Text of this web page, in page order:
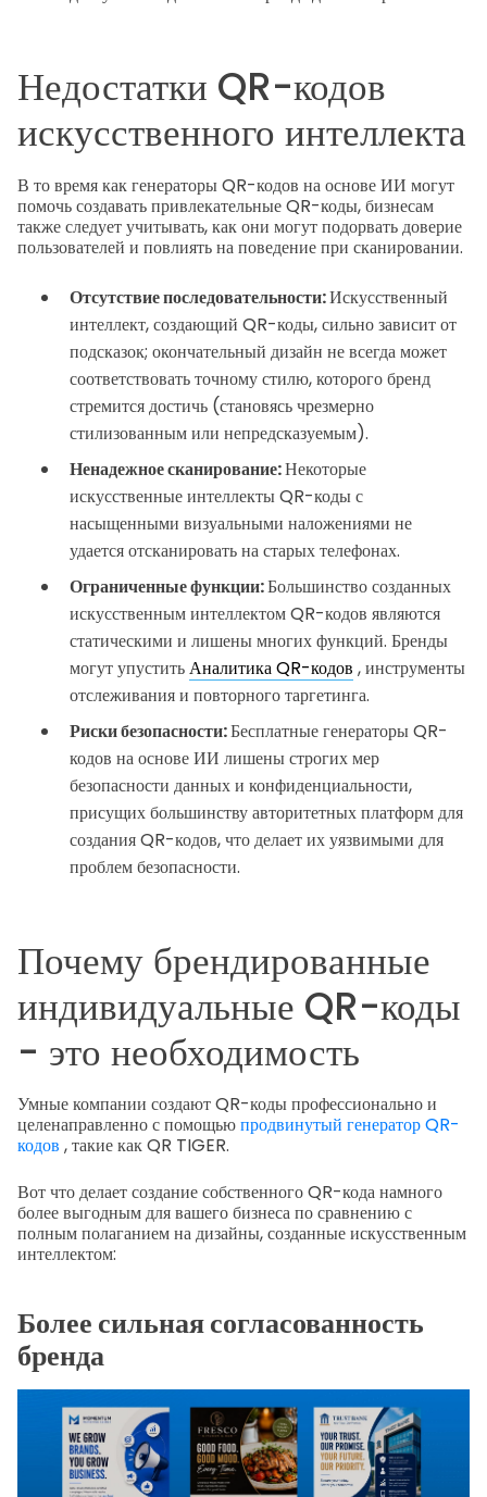
Недостатки QR-кодов
искусственного интеллекта
В то время как генераторы QR-кодов на основе ИИ могут
помочь создавать привлекательные QR-коды, бизнесам
также следует учитывать, как они могут подорвать доверие
пользователей и повлиять на поведение при сканировании.
Отсутствие последовательности:Искусственный
интеллект, создающий QR-коды, сильно зависит от
подсказок; окончательный дизайн не всегда может
соответствовать точному стилю, которого бренд
стремится достичь (становясь чрезмерно
стилизованным или непредсказуемым).
Ненадежное сканирование:Некоторые
искусственные интеллекты QR-коды с
насыщенными визуальными наложениями не
удается отсканировать на старых телефонах.
Ограниченные функции:Большинство созданных
искусственным интеллектом QR-кодов являются
статическими и лишены многих функций. Бренды
могут упуститьАналитика QR-кодов , инструменты
отслеживания и повторного таргетинга.
Риски безопасности:Бесплатные генераторы QR-
кодов на основе ИИ лишены строгих мер
безопасности данных и конфиденциальности,
присущих большинству авторитетных платформ для
создания QR-кодов, что делает их уязвимыми для
проблем безопасности.
Почему брендированные
индивидуальные QR-коды
- это необходимость
Умные компании создают QR-коды профессионально и
целенаправленно с помощьюпродвинутый генератор QR-
кодов , такие как QR TIGER.
Вот что делает создание собственного QR-кода намного
более выгодным для вашего бизнеса по сравнению с
полным полаганием на дизайны, созданные искусственным
интеллектом:
Более сильная согласованность
бренда